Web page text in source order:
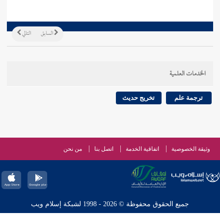
التالي السابق
الخدمات العلمية
ترجمة علم تخريج حديث
وثيقة الخصوصية اتفاقية الخدمة اتصل بنا من نحن
جميع الحقوق محفوظة © 2026 - 1998 لشبكة إسلام ويب